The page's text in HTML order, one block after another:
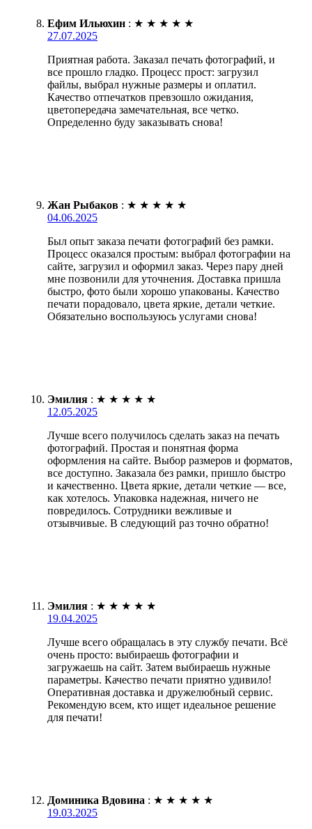
Ефим Ильюхин : ★ ★ ★ ★ ★
27.07.2025
Приятная работа. Заказал печать фотографий, и
все прошло гладко. Процесс прост: загрузил
файлы, выбрал нужные размеры и оплатил.
Качество отпечатков превзошло ожидания,
цветопередача замечательная, все четко.
Определенно буду заказывать снова!
Жан Рыбаков : ★ ★ ★ ★ ★
04.06.2025
Был опыт заказа печати фотографий без рамки.
Процесс оказался простым: выбрал фотографии на
сайте, загрузил и оформил заказ. Через пару дней
мне позвонили для уточнения. Доставка пришла
быстро, фото были хорошо упакованы. Качество
печати порадовало, цвета яркие, детали четкие.
Обязательно воспользуюсь услугами снова!
Эмилия : ★ ★ ★ ★ ★
12.05.2025
Лучше всего получилось сделать заказ на печать
фотографий. Простая и понятная форма
оформления на сайте. Выбор размеров и форматов,
все доступно. Заказала без рамки, пришло быстро
и качественно. Цвета яркие, детали четкие — все,
как хотелось. Упаковка надежная, ничего не
повредилось. Сотрудники вежливые и
отзывчивые. В следующий раз точно обратно!
Эмилия : ★ ★ ★ ★ ★
19.04.2025
Лучше всего обращалась в эту службу печати. Всё
очень просто: выбираешь фотографии и
загружаешь на сайт. Затем выбираешь нужные
параметры. Качество печати приятно удивило!
Оперативная доставка и дружелюбный сервис.
Рекомендую всем, кто ищет идеальное решение
для печати!
Доминика Вдовина : ★ ★ ★ ★ ★
19.03.2025